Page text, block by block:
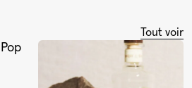
Tout voir